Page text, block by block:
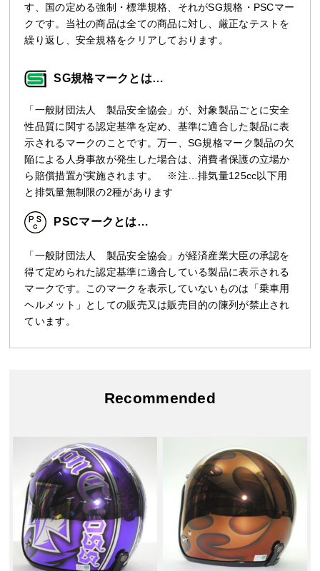
す、国の定める強制・標準規格、それがSG規格・PSCマー
クです。当社の商品は全ての商品に対し、厳正なテストを
繰り返し、安全規格をクリアしております。
SG規格マークとは…
「一般財団法人 製品安全協会」が、対象製品ごとに安全
性品質に関する認定基準を定め、基準に適合した製品に表
示されるマークのことです。万一、SG規格マーク製品の欠
陥による人身事故が発生した場合は、消費者保護の立場か
ら賠償措置が実施されます。 ※注…排気量125cc以下用
と排気量無制限の2種があります
PSCマークとは…
「一般財団法人 製品安全協会」が経済産業大臣の承認を
得て定められた認定基準に適合している製品に表示される
マークです。このマークを表示していないものは「乗車用
ヘルメット」としての販売又は販売目的の陳列が禁止され
ています。
Recommended